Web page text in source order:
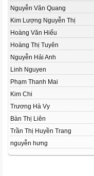
Nguyễn Văn Quang
Kim Lượng Nguyễn Thị
Hoàng Văn Hiếu
Hoàng Thị Tuyên
Nguyễn Hải Anh
Linh Nguyen
Phạm Thanh Mai
Kim Chi
Trương Hà Vy
Bàn Thị Liên
Trần Thị Huyền Trang
nguyễn hưng